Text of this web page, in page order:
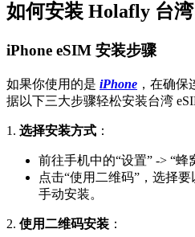
如何安装 Holafly 台
iPhone eSIM 安装步骤
如果你使用的是 iPhone ，在确
据以下三大步骤轻松安装台湾
1. 选择安装方式 ：
前往手机中的“设置” -> “蜂
点击“使用二维码”，选择
手动安装。
2. 使用二维码安装 ：